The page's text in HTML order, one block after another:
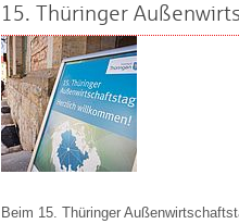
15. Thüringer
Beim 15. Thüringer